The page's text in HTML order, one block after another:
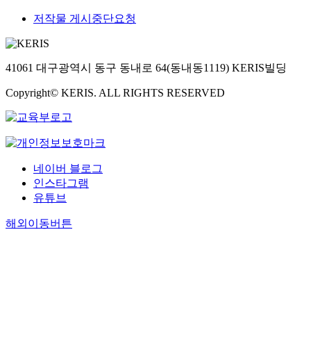
저작물 게시중단요청
41061 대구광역시 동구 동내로 64(동내동1119) KERIS빌딩
Copyright© KERIS. ALL RIGHTS RESERVED
네이버 블로그
인스타그램
유튜브
해외이동버튼